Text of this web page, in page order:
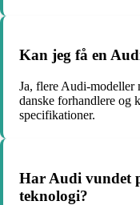
Kan jeg få en
Ja, flere Audi-modeller
danske forhandlere og
specifikationer.
Har Audi vundet
teknologi?